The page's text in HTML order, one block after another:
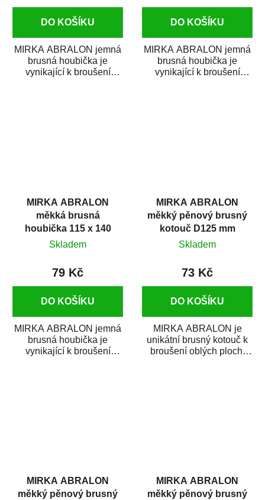
DO KOŠÍKU
MIRKA ABRALON jemná
brusná houbička je
vynikající k broušení
DO KOŠÍKU
MIRKA ABRALON jemná
brusná houbička je
vynikající k broušení
MIRKA ABRALON
měkká brusná
houbička 115 x 140
mm P4000
Skladem
79 Kč
DO KOŠÍKU
MIRKA ABRALON jemná
brusná houbička je
vynikající k broušení
MIRKA ABRALON
měkký pěnový brusný
kotouč D125 mm
P2000
Skladem
73 Kč
DO KOŠÍKU
MIRKA ABRALON je
unikátní brusný kotouč k
broušení oblých ploch,
MIRKA ABRALON
měkký pěnový brusný
MIRKA ABRALON
měkký pěnový brusný